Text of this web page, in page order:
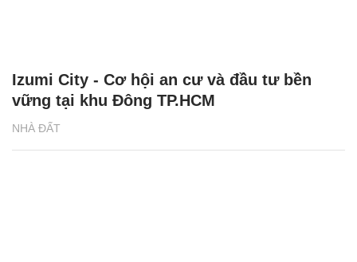
NHÀ ĐẤT
Izumi City - Cơ hội an cư và đầu tư bền
vững tại khu Đông TP.HCM